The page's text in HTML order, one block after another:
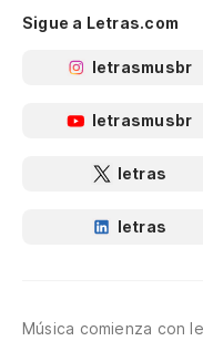
Sigue a Letras.com
letrasmusbr
letrasmusbr
letras
letras
Música comienza con